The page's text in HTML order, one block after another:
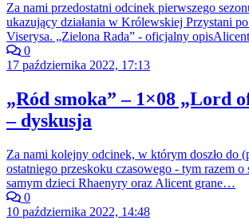
Za nami przedostatni odcinek pierwszego
ukazujący działania w Królewskiej Przystani
Viserysa. „Zielona Rada” - oficjalny
0
17 października 2022, 17:13
„Ród smoka” – 1×08 „Lord
– dyskusja
Za nami kolejny odcinek, w którym doszło do
ostatniego przeskoku czasowego - tym razem o
samym dzieci Rhaenyry oraz Alicent grane…
0
10 października 2022, 14:48